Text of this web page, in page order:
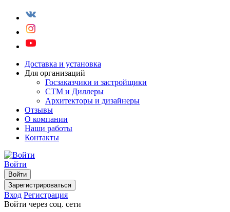
Доставка и установка
Для организаций
Госзаказчики и застройщики
СТМ и Диллеры
Архитекторы и дизайнеры
Отзывы
О компании
Наши работы
Контакты
Войти
Войти
Зарегистрироваться
Вход Регистрация
Войти через соц. сети